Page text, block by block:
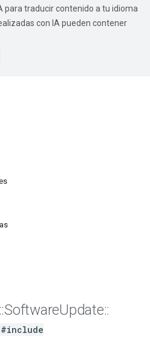
para traducir contenido a tu idioma
con IA pueden contener
::SoftwareUpdate::
#include